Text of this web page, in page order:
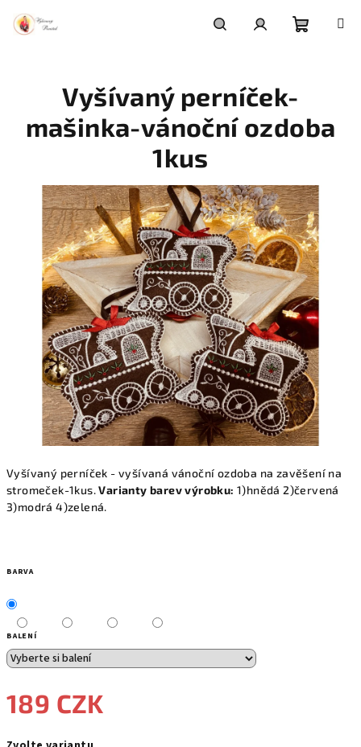
obsah
Vyšívaný perníček - vyšívaná vánoční ozdoba na zavěšení na
stromeček-1kus.Varianty barev výrobku:1)hnědá 2)červená
3)modrá 4)zelená.
BARVA
BALENÍ
189 CZK
Vyšívaný perníček-
mašinka-vánoční ozdoba
1kus